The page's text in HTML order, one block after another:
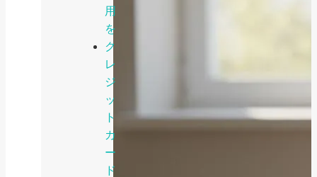
用
を
ク
レ
ジ
ッ
ト
カ
ー
ド